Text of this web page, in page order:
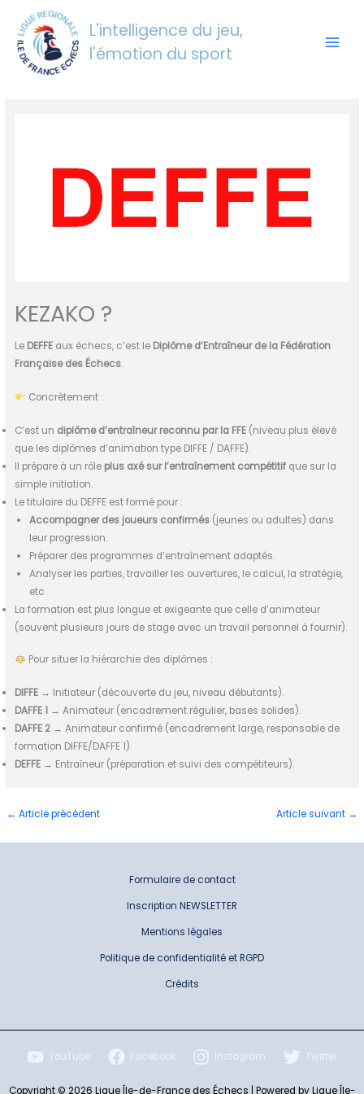
contenu
L'intelligence du jeu,
l'émotion du sport
KEZAKO ?
Le DEFFE aux échecs, c’est le Diplôme d’Entraîneur de la Fédération
Française des Échecs.
Concrètement :
C’est un diplôme d’entraîneur reconnu par la FFE (niveau plus élevé
que les diplômes d’animation type DIFFE / DAFFE).
Il prépare à un rôle plus axé sur l’entraînement compétitif que sur la
simple initiation.
Le titulaire du DEFFE est formé pour :
Accompagner des joueurs confirmés (jeunes ou adultes) dans
leur progression.
Préparer des programmes d’entraînement adaptés.
Analyser les parties, travailler les ouvertures, le calcul, la stratégie,
etc.
La formation est plus longue et exigeante que celle d’animateur
(souvent plusieurs jours de stage avec un travail personnel à fournir).
Pour situer la hiérarchie des diplômes :
DIFFE → Initiateur (découverte du jeu, niveau débutants).
DAFFE 1 → Animateur (encadrement régulier, bases solides).
DAFFE 2 → Animateur confirmé (encadrement large, responsable de
formation DIFFE/DAFFE 1).
DEFFE → Entraîneur (préparation et suivi des compétiteurs).
← Article précédent Article suivant →
Formulaire de contact
Inscription NEWSLETTER
Mentions légales
Politique de confidentialité et RGPD
Crédits
YouTube Facebook Instagram Twitter
Copyright © 2026 Ligue Île-de-France des Échecs | Powered by Ligue Île-